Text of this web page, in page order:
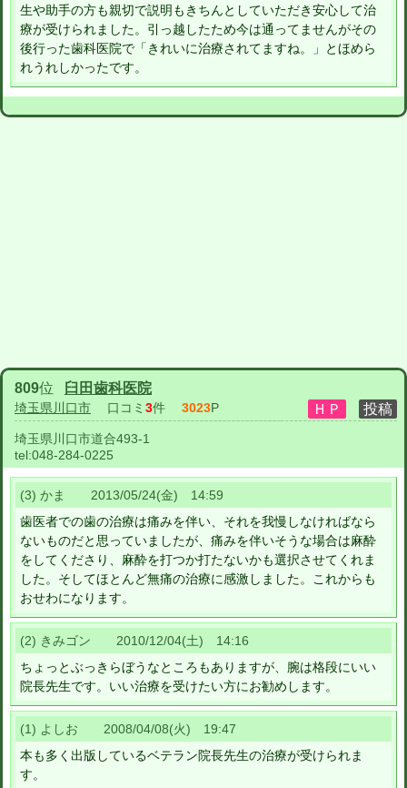
生や助手の方も親切で説明もきちんとしていただき安心して治
療が受けられました。引っ越したため今は通ってませんがその
後行った歯科医院で「きれいに治療されてますね。」とほめら
れうれしかったです。
809位 臼田歯科医院
埼玉県川口市 口コミ 3件 3023P
埼玉県川口市道合493-1
tel:048-284-0225
(3) かま 2013/05/24(金) 14:59
歯医者での歯の治療は痛みを伴い、それを我慢しなければなら
ないものだと思っていましたが、痛みを伴いそうな場合は麻酔
をしてくださり、麻酔を打つか打たないかも選択させてくれま
した。そしてほとんど無痛の治療に感激しました。これからも
おせわになります。
(2) きみゴン 2010/12/04(土) 14:16
ちょっとぶっきらぼうなところもありますが、腕は格段にいい
院長先生です。いい治療を受けたい方にお勧めします。
(1) よしお 2008/04/08(火) 19:47
本も多く出版しているベテラン院長先生の治療が受けられま
す。